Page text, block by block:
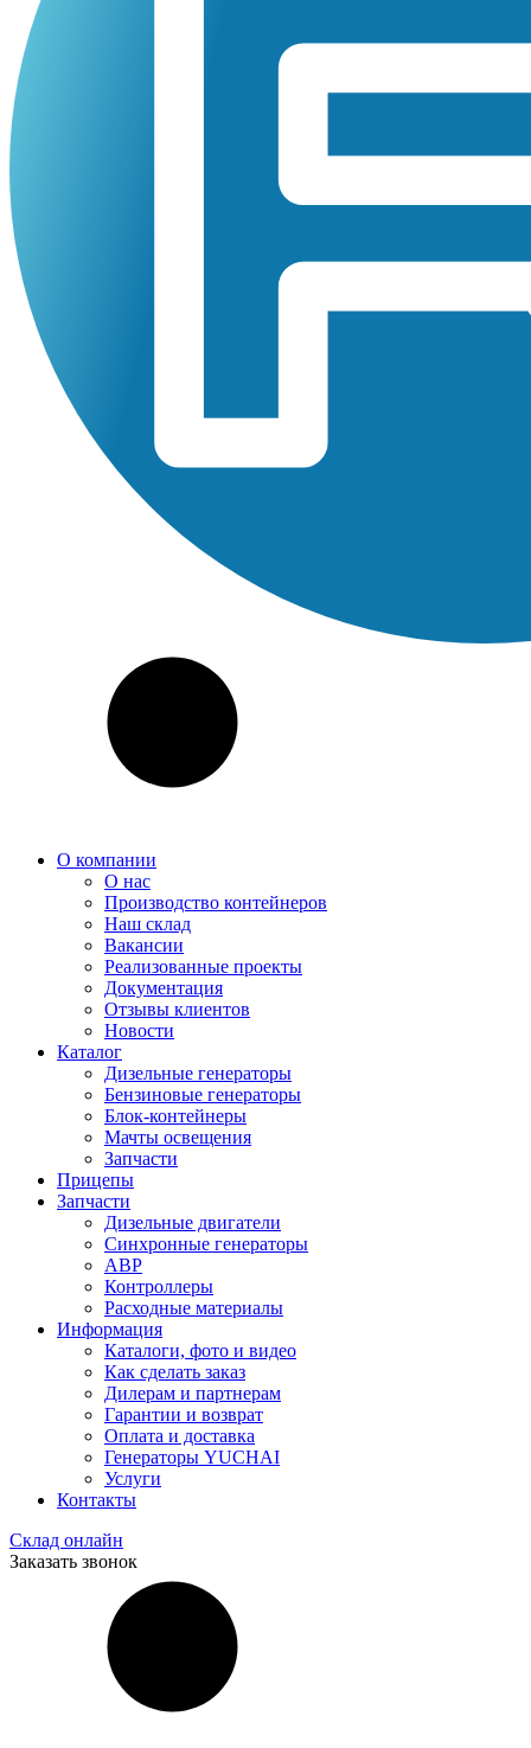
О компании
О нас
Производство контейнеров
Наш склад
Вакансии
Реализованные проекты
Документация
Отзывы клиентов
Новости
Каталог
Дизельные генераторы
Бензиновые генераторы
Блок-контейнеры
Мачты освещения
Запчасти
Прицепы
Запчасти
Дизельные двигатели
Синхронные генераторы
АВР
Контроллеры
Расходные материалы
Информация
Каталоги, фото и видео
Как сделать заказ
Дилерам и партнерам
Гарантии и возврат
Оплата и доставка
Генераторы YUCHAI
Услуги
Контакты
Склад онлайн
Заказать звонок